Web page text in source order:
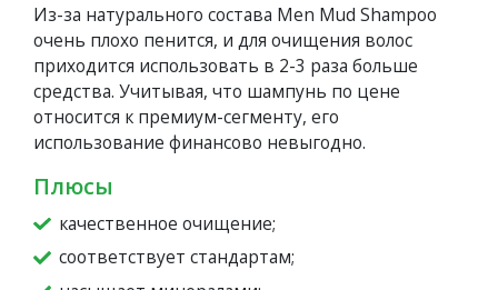
Из-за натурального состава Men Mud Shampoo
очень плохо пенится, и для очищения волос
приходится использовать в 2-3 раза больше
средства. Учитывая, что шампунь по цене
относится к премиум-сегменту, его
использование финансово невыгодно.
Плюсы
качественное очищение;
соответствует стандартам;